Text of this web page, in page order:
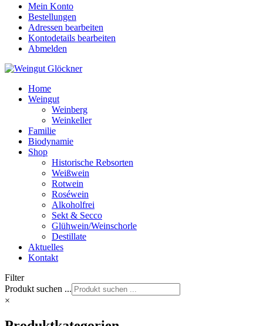
Mein Konto
Bestellungen
Adressen bearbeiten
Kontodetails bearbeiten
Abmelden
Home
Weingut
Weinberg
Weinkeller
Familie
Biodynamie
Shop
Historische Rebsorten
Weißwein
Rotwein
Roséwein
Alkoholfrei
Sekt & Secco
Glühwein/Weinschorle
Destillate
Aktuelles
Kontakt
Filter
Produkt suchen ...
×